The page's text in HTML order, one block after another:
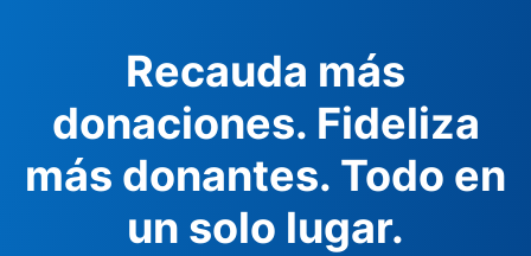
Recauda más
donaciones. Fideliza
más donantes. Todo en
un solo lugar.